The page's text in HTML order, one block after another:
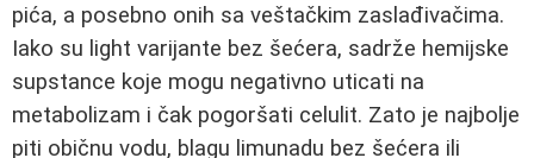
pića, a posebno onih sa veštačkim zaslađivačima.
Iako su light varijante bez šećera, sadrže hemijske
supstance koje mogu negativno uticati na
metabolizam i čak pogoršati celulit. Zato je najbolje
piti običnu vodu, blagu limunadu bez šećera ili